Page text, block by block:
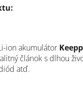
ion akumulátor
článok s dlhou
atď.